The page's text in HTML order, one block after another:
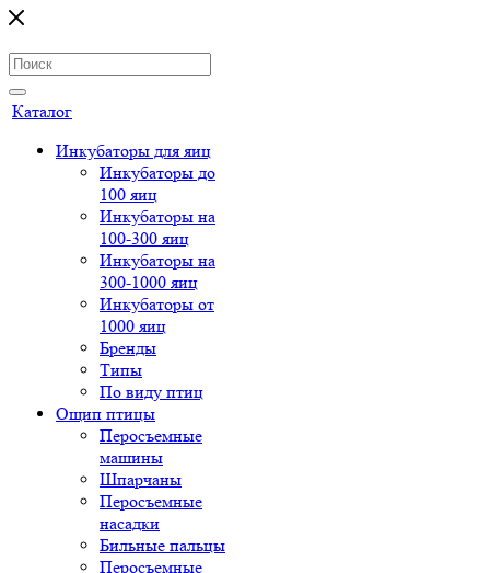
Каталог
Инкубаторы для яиц
Инкубаторы до
100 яиц
Инкубаторы на
100-300 яиц
Инкубаторы на
300-1000 яиц
Инкубаторы от
1000 яиц
Бренды
Типы
По виду птиц
Ощип птицы
Перосъемные
машины
Шпарчаны
Перосъемные
насадки
Бильные пальцы
Перосъемные